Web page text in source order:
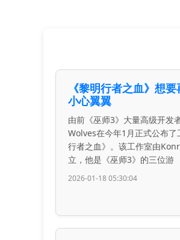
《黎明行者之血》想
小心翼翼
由前《巫师3》大量高级开发
Wolves在今年1月正式公布了
行者之血》。该工作室由
立，他是《巫师3》的三位游
2026-01-18 05:30:04